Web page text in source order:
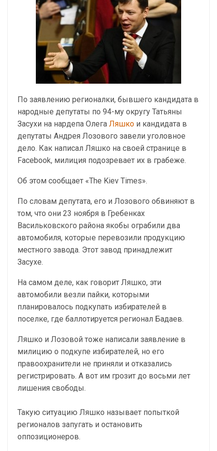
По заявлению регионалки, бывшего кандидата в
народные депутаты по 94-му округу Татьяны
Засухи на нардепа Олега Ляшко и кандидата в
депутаты Андрея Лозового завели уголовное
дело. Как написал Ляшко на своей странице в
Facebook, милиция подозревает их в грабеже.
Об этом сообщает «The Kiev Times».
По словам депутата, его и Лозового обвиняют в
том, что они 23 ноября в Гребенках
Васильковского района якобы ограбили два
автомобиля, которые перевозили продукцию
местного завода. Этот завод принадлежит
Засухе.
На самом деле, как говорит Ляшко, эти
автомобили везли пайки, которыми
планировалось подкупать избирателей в
поселке, где баллотируется регионал Бадаев.
Ляшко и Лозовой тоже написали заявление в
милицию о подкупе избирателей, но его
правоохранители не приняли и отказались
регистрировать. А вот им грозит до восьми лет
лишения свободы.
Такую ситуацию Ляшко называет попыткой
регионалов запугать и остановить
оппозиционеров.